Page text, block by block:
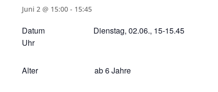
Juni 2 @ 15:00- 15:45
Datum Dienstag, 02.06., 15-15.45
Uhr
Alter ab 6 Jahre